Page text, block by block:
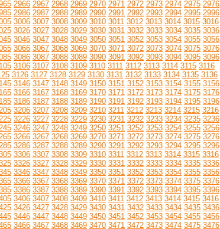
2966 2967 2968 2969 2970 2971 2972 2973 2974 2975 2976
2986 2987 2988 2989 2990 2991 2992 2993 2994 2995 2996
3006 3007 3008 3009 3010 3011 3012 3013 3014 3015 3016
3026 3027 3028 3029 3030 3031 3032 3033 3034 3035 3036
3046 3047 3048 3049 3050 3051 3052 3053 3054 3055 3056
3066 3067 3068 3069 3070 3071 3072 3073 3074 3075 3076
3086 3087 3088 3089 3090 3091 3092 3093 3094 3095 3096
3106 3107 3108 3109 3110 3111 3112 3113 3114 3115 3116
3126 3127 3128 3129 3130 3131 3132 3133 3134 3135 3136
3146 3147 3148 3149 3150 3151 3152 3153 3154 3155 3156
3166 3167 3168 3169 3170 3171 3172 3173 3174 3175 3176
3186 3187 3188 3189 3190 3191 3192 3193 3194 3195 3196
3206 3207 3208 3209 3210 3211 3212 3213 3214 3215 3216
3226 3227 3228 3229 3230 3231 3232 3233 3234 3235 3236
3246 3247 3248 3249 3250 3251 3252 3253 3254 3255 3256
3266 3267 3268 3269 3270 3271 3272 3273 3274 3275 3276
3286 3287 3288 3289 3290 3291 3292 3293 3294 3295 3296
3306 3307 3308 3309 3310 3311 3312 3313 3314 3315 3316
3326 3327 3328 3329 3330 3331 3332 3333 3334 3335 3336
3346 3347 3348 3349 3350 3351 3352 3353 3354 3355 3356
3366 3367 3368 3369 3370 3371 3372 3373 3374 3375 3376
3386 3387 3388 3389 3390 3391 3392 3393 3394 3395 3396
3406 3407 3408 3409 3410 3411 3412 3413 3414 3415 3416
3426 3427 3428 3429 3430 3431 3432 3433 3434 3435 3436
3446 3447 3448 3449 3450 3451 3452 3453 3454 3455 3456
3466 3467 3468 3469 3470 3471 3472 3473 3474 3475 3476